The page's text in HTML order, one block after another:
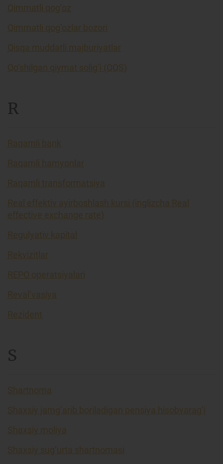
Qimmatli qog’oz
Qimmatli qog’ozlar bozori
Qisqa muddatli majburiyatlar
Qo’shilgan qiymat solig’i (QQS)
R
Raqamli bank
Raqamli hamyonlar
Raqamli transformatsiya
Real effektiv ayirboshlash kursi (inglizcha Real
effective exchange rate)
Regulyativ kapital
Rekvizitlar
REPO operatsiyalari
Reval’vasiya
Rezident
S
Shartnoma
Shaxsiy jamg’arib boriladigan pensiya hisobvarag’i
Shaxsiy moliya
Shaxsiy sug’urta shartnomasi